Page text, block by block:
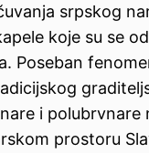
srpskog
koje su se
Poseban
i polubrvnare
prostoru